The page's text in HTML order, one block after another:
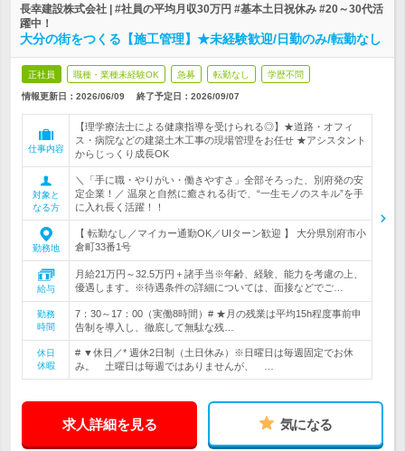
長幸建設株式会社 | #社員の平均月収30万円 #基本土日祝休み #20～30代活
躍中！
大分の街をつくる【施工管理】★未経験歓迎/日勤のみ/転勤なし
正社員 職種・業種未経験OK 急募 転勤なし 学歴不問
情報更新日：2026/06/09 終了予定日： 2026/09/07
仕事内容
【理学療法士による健康指導を受けられる◎】★道路・オフィ
ス・病院などの建築土木工事の現場管理をお任せ ★アシスタント
からじっくり成長OK
対象と
なる方
＼「手に職・やりがい・働きやすさ」全部そろった、別府発の安
定企業！／ 温泉と自然に癒される街で、“一生モノのスキル”を手
に入れ長く活躍！！
勤務地
【 転勤なし／マイカー通勤OK／UIターン歓迎 】 大分県別府市小
倉町33番1号
給与
月給21万円～32.5万円＋諸手当※年齢、経験、能力を考慮の上、
優遇します。※待遇条件の詳細については、面接などでご…
勤務
時間
7：30～17：00（実働8時間）# ★月の残業は平均15h程度事前申
告制を導入し、徹底して無駄な残…
休日
休暇
# ▼休日／* 週休2日制（土日休み）※日曜日は毎週固定でお休
み。 土曜日は毎週ではありませんが、 …
求人詳細を見る 気になる